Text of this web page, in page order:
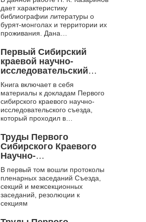
дает характеристику
библиографии литературы о
бурят-монголах и территории их
проживания. Дана
значительных работ по данной
теме. Намечены дальне...
Первый Сибирский
краевой научно-
исследовательский
съезд
Книга включает в себя
материалы к докладам Первого
сибирского краевого научно-
исследовательского съезда,
который проходил в
1926 года при поддержке
Общества изучения Сибири ...
Труды Первого
Сибирского Краевого
Научно-
Исследовательского
Съезда. Т. 1. Протоколы
и резолюции
В первый том вошли протоколы
пленарных заседаний Съезда,
секций и межсекционных
заседаний, резолюции к
секциям